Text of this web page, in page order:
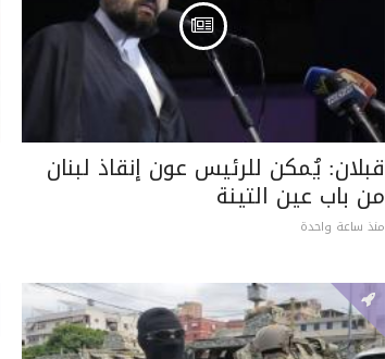
قبلان: يُمكن للرئيس عون إنقاذ لبنان
من باب عين التينة
منذ ساعة واحدة